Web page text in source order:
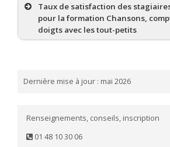
Taux de satisfaction des
pour la formation Chansons,
doigts avec les tout-petits
Dernière mise à jour : mai 2026
Renseignements, conseils, inscription
01 48 10 30 06